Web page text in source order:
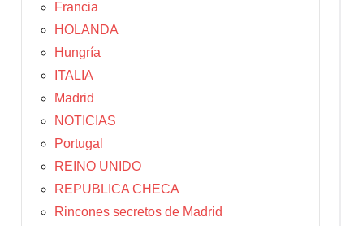
Francia
HOLANDA
Hungría
ITALIA
Madrid
NOTICIAS
Portugal
REINO UNIDO
REPUBLICA CHECA
Rincones secretos de Madrid